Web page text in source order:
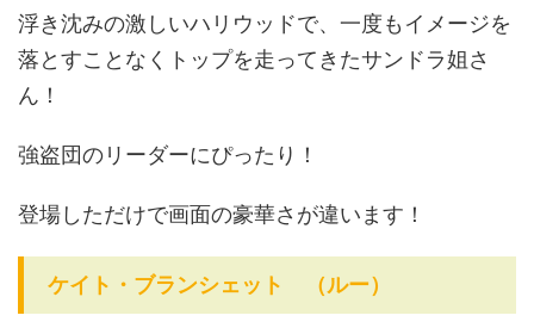
浮き沈みの激しいハリウッドで、一度もイメージを
落とすことなくトップを走ってきたサンドラ姐さ
ん！
強盗団のリーダーにぴったり！
登場しただけで画面の豪華さが違います！
ケイト・ブランシェット （ルー）